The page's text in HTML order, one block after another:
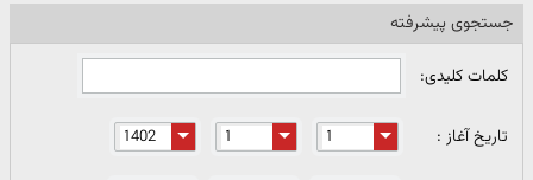
جستجوی پیشرفته
کلمات کلیدی:
تاریخ آغاز :